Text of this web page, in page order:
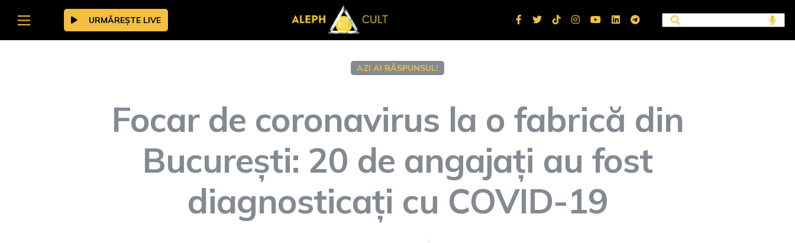
URMĂREȘTE LIVE
AZI AI RĂSPUNSUL!
Focar de coronavirus la o fabrică din
București: 20 de angajați au fost
diagnosticați cu COVID-19